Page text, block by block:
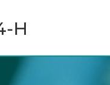
H